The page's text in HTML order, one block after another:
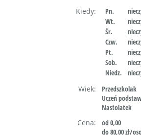
Kiedy:
Pn.
Wt.
Śr.
Czw.
Pt.
Sob.
Niedz.
Wiek:
Przedszkolak
Uczeń
Nastolatek
Cena:
od 0,00
do 80,00 zł/